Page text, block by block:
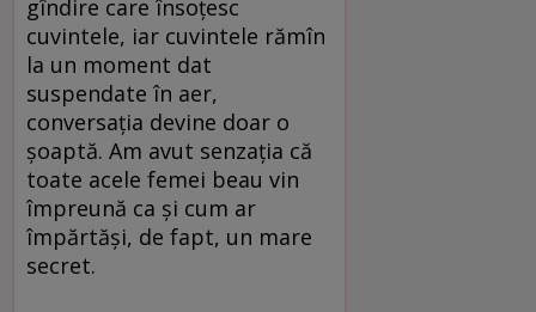
gîndire care însoțesc
cuvintele, iar cuvintele rămîn
la un moment dat
suspendate în aer,
conversația devine doar o
șoaptă. Am avut senzația că
toate acele femei beau vin
împreună ca și cum ar
împărtăși, de fapt, un mare
secret.